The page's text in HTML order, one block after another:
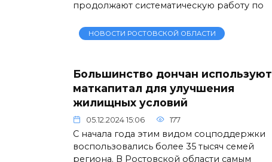
продолжают систематическую работу по
НОВОСТИ РОСТОВСКОЙ ОБЛАСТИ
Большинство дончан используют
маткапитал для улучшения
жилищных условий
05.12.2024 15:06 177
С начала года этим видом соцподдержки
воспользовались более 35 тысяч семей
региона. В Ростовской области самым